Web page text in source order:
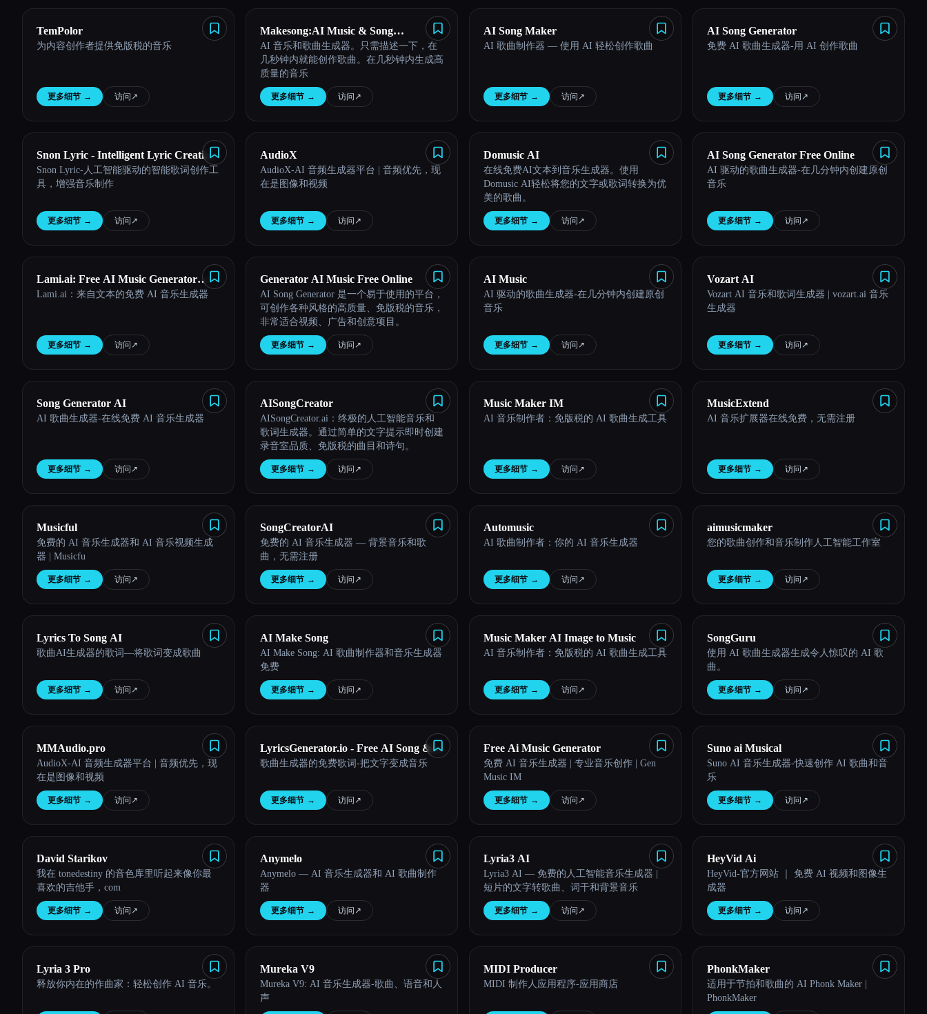
TemPolor
为内容创作者提供免版税的音乐
更多细节 → 访问 ↗︎
Makesong:AI Music & Song
Generator
AI 音乐和歌曲生成器。只需描述一下，在
几秒钟内就能创作歌曲。在几秒钟内生成高
质量的音乐
更多细节 → 访问 ↗︎
AI Song Maker
AI 歌曲制作器 — 使用 AI 轻松创作歌曲
更多细节 → 访问 ↗︎
AI Song Generator
免费 AI 歌曲生成器-用 AI 创作歌曲
更多细节 → 访问 ↗︎
Snon Lyric - Intelligent Lyric Creation
Tool
Snon Lyric-人工智能驱动的智能歌词创作工
具，增强音乐制作
更多细节 → 访问 ↗︎
AudioX
AudioX-AI 音频生成器平台 | 音频优先，现
在是图像和视频
更多细节 → 访问 ↗︎
Domusic AI
在线免费AI文本到音乐生成器。使用
Domusic AI轻松将您的文字或歌词转换为优
美的歌曲。
更多细节 → 访问 ↗︎
AI Song Generator Free Online
AI 驱动的歌曲生成器-在几分钟内创建原创
音乐
更多细节 → 访问 ↗︎
Lami.ai: Free AI Music Generator
from Text
Lami.ai：来自文本的免费 AI 音乐生成器
更多细节 → 访问 ↗︎
Generator AI Music Free Online
AI Song Generator 是一个易于使用的平台，
可创作各种风格的高质量、免版税的音乐，
非常适合视频、广告和创意项目。
更多细节 → 访问 ↗︎
AI Music
AI 驱动的歌曲生成器-在几分钟内创建原创
音乐
更多细节 → 访问 ↗︎
Vozart AI
Vozart AI 音乐和歌词生成器 | vozart.ai 音乐
生成器
更多细节 → 访问 ↗︎
Song Generator AI
AI 歌曲生成器-在线免费 AI 音乐生成器
更多细节 → 访问 ↗︎
AISongCreator
AISongCreator.ai：终极的人工智能音乐和
歌词生成器。通过简单的文字提示即时创建
录音室品质、免版税的曲目和诗句。
更多细节 → 访问 ↗︎
Music Maker IM
AI 音乐制作者：免版税的 AI 歌曲生成工具
更多细节 → 访问 ↗︎
MusicExtend
AI 音乐扩展器在线免费，无需注册
更多细节 → 访问 ↗︎
Musicful
免费的 AI 音乐生成器和 AI 音乐视频生成
器 | Musicfu
更多细节 → 访问 ↗︎
SongCreatorAI
免费的 AI 音乐生成器 — 背景音乐和歌
曲，无需注册
更多细节 → 访问 ↗︎
Automusic
AI 歌曲制作者：你的 AI 音乐生成器
更多细节 → 访问 ↗︎
aimusicmaker
您的歌曲创作和音乐制作人工智能工作室
更多细节 → 访问 ↗︎
Lyrics To Song AI
歌曲AI生成器的歌词—将歌词变成歌曲
更多细节 → 访问 ↗︎
AI Make Song
AI Make Song: AI 歌曲制作器和音乐生成器
免费
更多细节 → 访问 ↗︎
Music Maker AI Image to Music
AI 音乐制作者：免版税的 AI 歌曲生成工具
更多细节 → 访问 ↗︎
SongGuru
使用 AI 歌曲生成器生成令人惊叹的 AI 歌
曲。
更多细节 → 访问 ↗︎
MMAudio.pro
AudioX-AI 音频生成器平台 | 音频优先，现
在是图像和视频
更多细节 → 访问 ↗︎
LyricsGenerator.io - Free AI Song &
Lyrics Creator
歌曲生成器的免费歌词-把文字变成音乐
更多细节 → 访问 ↗︎
Free Ai Music Generator
免费 AI 音乐生成器 | 专业音乐创作 | Gen
Music IM
更多细节 → 访问 ↗︎
Suno ai Musical
Suno AI 音乐生成器-快速创作 AI 歌曲和音
乐
更多细节 → 访问 ↗︎
David Starikov
我在 tonedestiny 的音色库里听起来像你最
喜欢的吉他手，com
更多细节 → 访问 ↗︎
Anymelo
Anymelo — AI 音乐生成器和 AI 歌曲制作
器
更多细节 → 访问 ↗︎
Lyria3 AI
Lyria3 AI — 免费的人工智能音乐生成器 |
短片的文字转歌曲、词干和背景音乐
更多细节 → 访问 ↗︎
HeyVid Ai
HeyVid-官方网站 ｜ 免费 AI 视频和图像生
成器
更多细节 → 访问 ↗︎
Lyria 3 Pro
释放你内在的作曲家：轻松创作 AI 音乐。
Mureka V9
Mureka V9: AI 音乐生成器-歌曲、语音和人
声
MIDI Producer
MIDI 制作人应用程序-应用商店
PhonkMaker
适用于节拍和歌曲的 AI Phonk Maker |
PhonkMaker